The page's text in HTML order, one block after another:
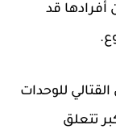
أفرادها قد
للوحدات
تتعلق